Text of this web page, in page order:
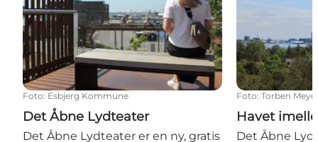
Foto: Esbjerg Kommune
Det Åbne Lydteater
Det Åbne Lydteater er en ny, gratis
Foto: Torben
Havet
Det Åbne